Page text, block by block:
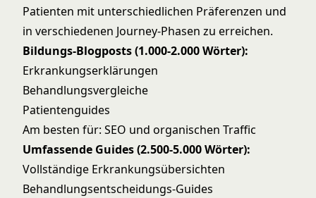
Patienten mit unterschiedlichen Präferenzen und
in verschiedenen Journey-Phasen zu erreichen.
Bildungs-Blogposts (1.000-2.000 Wörter):
Erkrankungserklärungen
Behandlungsvergleiche
Patientenguides
Am besten für: SEO und organischen Traffic
Umfassende Guides (2.500-5.000 Wörter):
Vollständige Erkrankungsübersichten
Behandlungsentscheidungs-Guides